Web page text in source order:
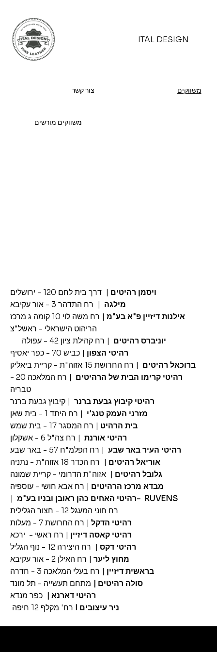
ITAL DESIGN
צור קשר משווקים
משווקים מורשים
ויסמן רהיטים | דרך בית לחם 120 - ירושלים
מילגה | רח התדהר 3 - אור עקיבא
אילנות דיזיין פ"א בע"מ
| רח משה לוי 10 קומה ג מרכז
הריהוט הישראלי - ראשל"צ
יוניברס רהיטים | רח קהילת ציון 42 - עפולה
רהיטי הצפון | כביש 70 - כפר יאסיף
ברוכאל רהיטים | רח החרושת 15 אזוה"ת - קריית ביאליק
רהיטי קרימו הבית של הרהיטים
| רח המלאכה 20 -
טבריה
רהיטי קיבוץ גבעת ברנר | קיבוץ גבעת ברנר
מזרני העמק טנג'י | רח היתד 1 - בית שאן
בית הרהיט | רח המסגר 17 - בית שמש
רהיטי אורנת | רח צה"ל 6 - אשקלון
רהיטי העיר באר שבע | רח הפלמ"ח 57 - באר שבע
אוריאל רהיטים | רח הכדר 18 אזוה"ת - נתניה
גלובל רהיטים | אזוה"ת הדרומי - קריית שמונה
מבדא מרכז הרהיטים | רח אבא חושי - עוספיה
|
רהיטי האחים כהן ראובן ובניו בע"מ- RUVENS
רח חוני המעגל 12 - חצור הגלילית
רהיטי הדקל | רח החרושת 7 - מעלות
רהיטי קאסה דיזיין | רח ראשי - ירכא
רהיטי דקס | רח היצירה 12 - נוף הגליל
מחוץ ליער | רח האילן 2 - אור עקיבא
בראשית דיזיין | רח בעלי המלאכה 3 - חדרה
סולה רהיטים | מתחם תעשייה - תל מונד
רהיטי דארנא | כפר מנדא
רח' מקלף 12 חיפה I